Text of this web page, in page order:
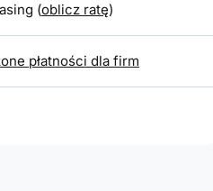
(oblicz ratę)
płatności dla firm